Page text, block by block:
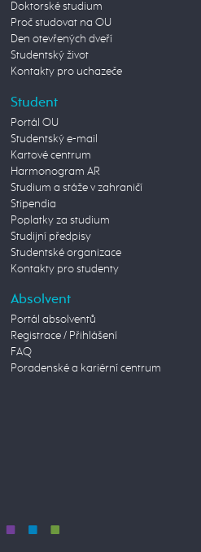
Doktorské studium
Proč studovat na OU
Den otevřených dveří
Studentský život
Kontakty pro uchazeče
Student
Portál OU
Studentský e-mail
Kartové centrum
Harmonogram AR
Studium a stáže v zahraničí
Stipendia
Poplatky za studium
Studijní předpisy
Studentské organizace
Kontakty pro studenty
Absolvent
Portál absolventů
Registrace / Přihlášení
FAQ
Poradenské a kariérní centrum